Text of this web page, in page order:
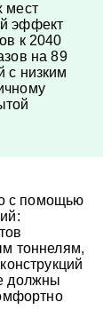
мест
эффект
к 2040
на 89
с низким
с помощью
тоннелям,
должны